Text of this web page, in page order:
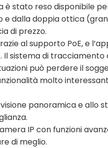
è stato reso disponibile
dalla doppia ottica
di prezzo.
al supporto PoE, e
sistema di tracciamento
può perdere il
molto
panoramica e allo
IP con funzioni
di meglio.